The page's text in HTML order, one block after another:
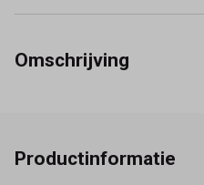
Omschrijving
Productinformatie